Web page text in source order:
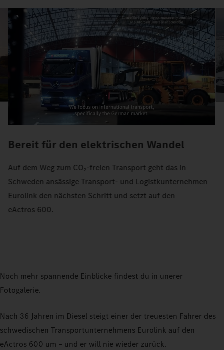
Bereit für den elektrischen Wandel
Auf dem Weg zum CO₂-freien Transport geht das in
Schweden ansässige Transport- und Logistkunternehmen
Eurolink den nächsten Schritt und setzt auf den
eActros 600.
Noch mehr spannende Einblicke findest du in unerer
Fotogalerie.
Nach 36 Jahren im Diesel steigt einer der treuesten Fahrer des
schwedischen Transportunternehmens Eurolink auf den
eActros 600 um – und er will nie wieder zurück.